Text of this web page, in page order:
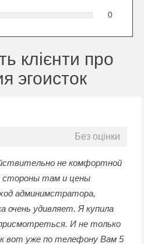
0
клієнти про
эгоисток
Без оцінки
не комфортной
стороны там и цены
админимстратора,
очень удивляет. Я купила
И не только
вот уже по телефону Вам 5